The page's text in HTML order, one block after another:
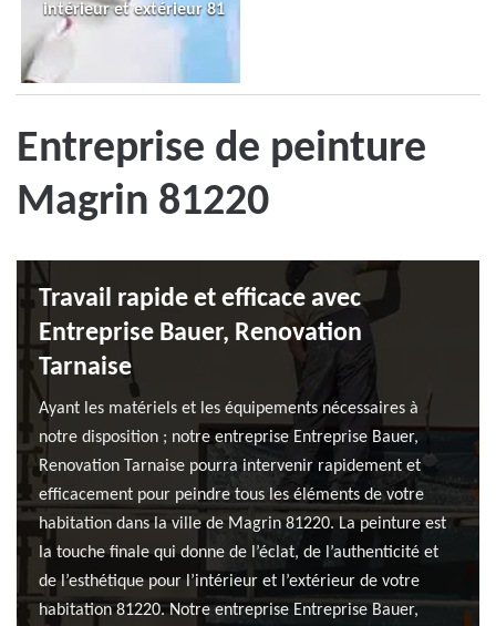
intérieur et extérieur 81
Entreprise de peinture
Magrin 81220
Travail rapide et efficace avec
Entreprise Bauer, Renovation
Tarnaise
Ayant les matériels et les équipements nécessaires à
notre disposition ; notre entreprise Entreprise Bauer,
Renovation Tarnaise pourra intervenir rapidement et
efficacement pour peindre tous les éléments de votre
habitation dans la ville de Magrin 81220. La peinture est
la touche finale qui donne de l’éclat, de l’authenticité et
de l’esthétique pour l’intérieur et l’extérieur de votre
habitation 81220. Notre entreprise Entreprise Bauer,